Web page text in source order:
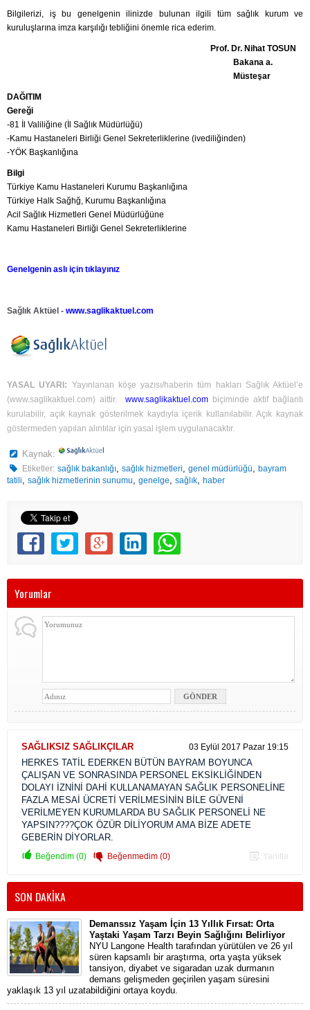
Bilgilerizi, iş bu genelgenin ilinizde bulunan ilgili tüm sağlık kurum ve
kuruluşlarına imza karşılığı tebliğini önemle rica ederim.
Prof. Dr. Nihat TOSUN
Bakana a.
Müsteşar
DAĞITIM
Gereği
-81 İl Valiliğine (İl Sağlık Müdürlüğü)
-Kamu Hastaneleri Birliği Genel Sekreterliklerine (ivediliğinden)
-YÖK Başkanlığına
Bilgi
Türkiye Kamu Hastaneleri Kurumu Başkanlığına
Türkiye Halk Sağhğ, Kurumu Başkanlığına
Acil Sağlık Hizmetleri Genel Müdürlüğüne
Kamu Hastaneleri Birliği Genel Sekreterliklerine
Genelgenin aslı için tıklayınız
Sağlık Aktüel - www.saglikaktuel.com
YASAL UYARI: Yayınlanan köşe yazısı/haberin tüm hakları Sağlık Aktüel’e
(www.saglikaktuel.com) aittir. www.saglikaktuel.com biçiminde aktif bağlantı
kurulabilir, açık kaynak gösterilmek kaydıyla içerik kullanılabilir. Açık kaynak
göstermeden yapılan alıntılar için yasal işlem uygulanacaktır.
Kaynak:
Etiketler: sağlık bakanlığı,sağlık hizmetleri,genel müdürlüğü,bayram
tatili, sağlık hizmetlerinin sunumu, genelge, sağlık, haber
Yorumlar
SAĞLIKSIZ SAĞLIKÇILAR 03 Eylül 2017 Pazar 19:15
HERKES TATİL EDERKEN BÜTÜN BAYRAM BOYUNCA
ÇALIŞAN VE SONRASINDA PERSONEL EKSİKLİĞİNDEN
DOLAYI İZNİNİ DAHİ KULLANAMAYAN SAĞLIK PERSONELİNE
FAZLA MESAİ ÜCRETİ VERİLMESİNİN BİLE GÜVENİ
VERİLMEYEN KURUMLARDA BU SAĞLIK PERSONELİ NE
YAPSIN????ÇOK ÖZÜR DİLİYORUM AMA BİZE ADETE
GEBERİN DİYORLAR.
Beğendim (0) Beğenmedim (0) Yanıtla
SON DAKİKA
Demanssız Yaşam İçin 13 Yıllık Fırsat: Orta
Yaştaki Yaşam Tarzı Beyin Sağlığını Belirliyor
NYU Langone Health tarafından yürütülen ve 26 yıl
süren kapsamlı bir araştırma, orta yaşta yüksek
tansiyon, diyabet ve sigaradan uzak durmanın
demans gelişmeden geçirilen yaşam süresini
yaklaşık 13 yıl uzatabildiğini ortaya koydu.